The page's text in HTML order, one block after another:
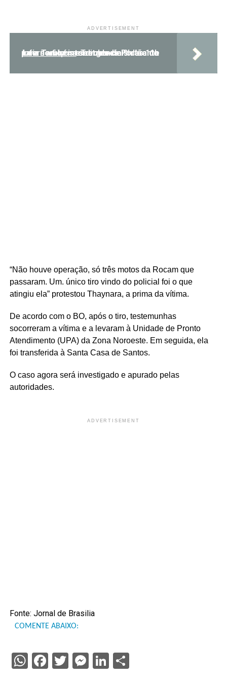
ADVERTISEMENT
Leia Também:Trecho do Portão do Inferno fica interditado de 9h às 11h para serviços emergenciais durante a semana
“Não houve operação, só três motos da Rocam que
passaram. Um. único tiro vindo do policial foi o que
atingiu ela” protestou Thaynara, a prima da vítima.
De acordo com o BO, após o tiro, testemunhas
socorreram a vítima e a levaram à Unidade de Pronto
Atendimento (UPA) da Zona Noroeste. Em seguida, ela
foi transferida à Santa Casa de Santos.
O caso agora será investigado e apurado pelas
autoridades.
ADVERTISEMENT
Fonte: Jornal de Brasilia
COMENTE ABAIXO:
WhatsApp
Facebook
TwitterMessenger
LinkedIn